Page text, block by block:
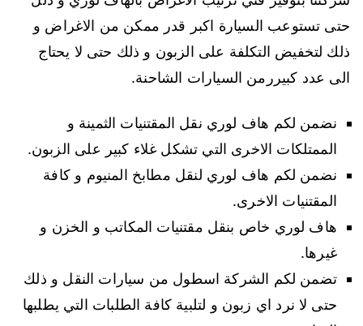
حتى تستوعب السيارة اكبر قدر ممكن من الاغراض و
ذلك لتخفيض التكلفة على الزبون و ذلك حتى لا يحتاج
الى عدد كبيررمن السيارات الشاحنة.
نضمن لكم هاف لوري نقل المقتنيات الثمينة و
الممتلكات الاخرى التي تشكل غلاء كبير على الزبون.
نضمن لكم هاف لوري لنقل مطابخ المنيوم و كافة
المقتنيات الاخرى.
هاف لوري خاص بنقل مقتنيات المكاتب و الخزن و
غيرها.
تضمن لكم الشركة اسطول من سيارات النقل و ذلك
حتى لا نرد اي زبون و لتلبية كافة الطلبات التي يطلبها